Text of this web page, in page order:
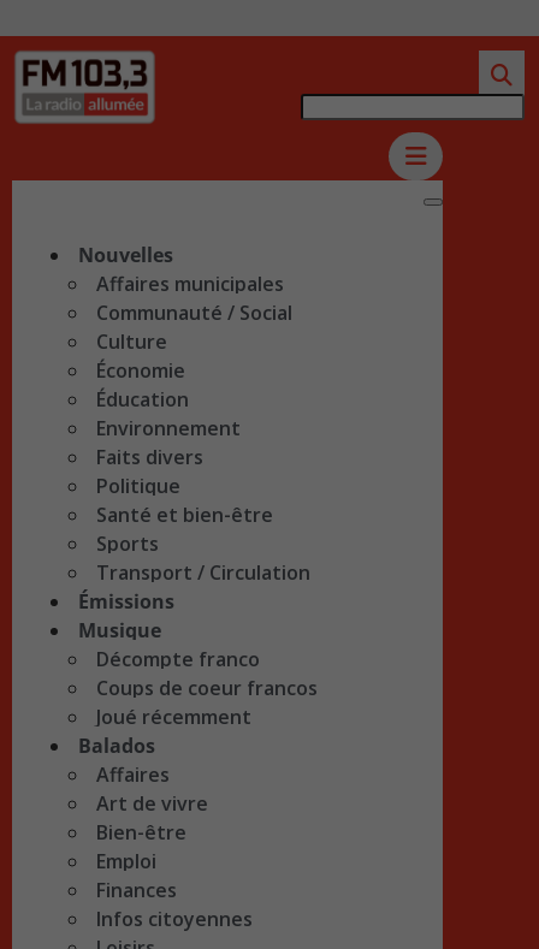
Nouvelles
Affaires municipales
Communauté / Social
Culture
Économie
Éducation
Environnement
Faits divers
Politique
Santé et bien-être
Sports
Transport / Circulation
Émissions
Musique
Décompte franco
Coups de coeur francos
Joué récemment
Balados
Affaires
Art de vivre
Bien-être
Emploi
Finances
Infos citoyennes